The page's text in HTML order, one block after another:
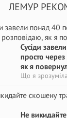
ЛЕМУР
Сусіди
просто
як я
Що я зрозуміла
Не